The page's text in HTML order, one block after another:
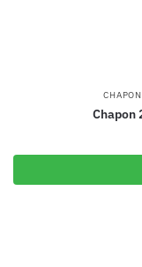
Chapon